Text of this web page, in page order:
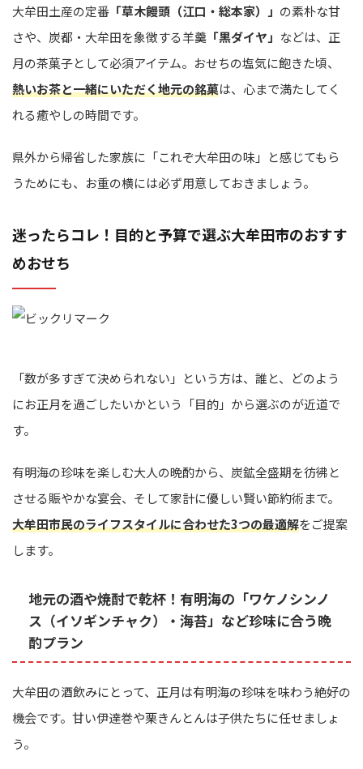
大牟田土産の定番 「草木饅頭（江口・総本家）」 の素朴な甘
さや、炭都・大牟田を象徴する羊羹 「黒ダイヤ」 などは、正
月の茶菓子として必須アイテム。おせちの塩気に飽きた頃、
熱いお茶と一緒にいただく地元の銘菓は、心まで満たしてく
れる癒やしの時間です。
県外から帰省した家族に「これぞ大牟田の味」と感じてもら
うためにも、お重の横には必ず用意しておきましょう。
迷ったらコレ！目的と予算で選ぶ大牟田市のおすす
めおせち
「数が多すぎて決められない」という方は、誰と、どのよう
にお正月を過ごしたいかという「目的」から選ぶのが近道で
す。
有明海の珍味を楽しむ大人の晩酌から、炭鉱全盛期を彷彿と
させる賑やかな宴会、そして家計に優しい賢い節約術まで。
大牟田市民のライフスタイルに合わせた3つの最適解をご提案
します。
地元の酒や焼酎で乾杯！有明海の「ワケノシンノ
ス（イソギンチャク）・海苔」など珍味に合う晩
酌プラン
大牟田の酒飲みにとって、正月は有明海の珍味を味わう絶好の
機会です。甘い伊達巻や栗きんとんは子供たちに任せましょ
う。